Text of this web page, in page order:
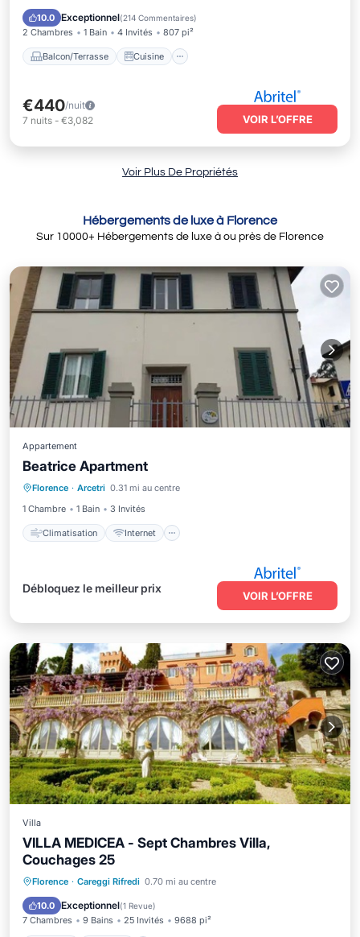
10.0 Exceptionnel(214 Commentaires)
2 Chambres 1 Bain 4 Invités 807 pi²
Balcon/Terrasse Cuisine
Climatisation
Internet
€440/nuit
7 nuits - €3,082 VOIR L’OFFRE
Voir Plus De Propriétés
Hébergements de luxe à Florence
Sur 10000+ Hébergements de luxe à ou près de Florence
Appartement
Beatrice Apartment
Florence · Arcetri 0.31 mi au centre
1 Chambre
1 Bain 3 Invités
Climatisation Internet
Climatisation
Animaux acceptés
Débloquez le meilleur prix
VOIR L’OFFRE
Villa
VILLA MEDICEA - Sept Chambres Villa,
Couchages 25
Florence · Careggi Rifredi 0.70 mi au centre
10.0 Exceptionnel(1 Revue)
7 Chambres 9 Bains 25 Invités 9688 pi²
Parking Piscine
Balcon/Terrasse
Climatisation